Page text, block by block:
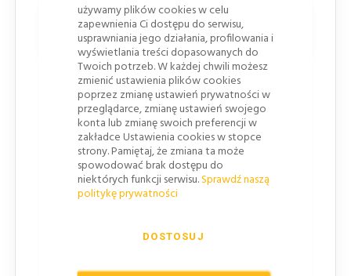
używamy plików cookies w celu
zapewnienia Ci dostępu do serwisu,
usprawniania jego działania, profilowania i
wyświetlania treści dopasowanych do
Twoich potrzeb. W każdej chwili możesz
zmienić ustawienia plików cookies
poprzez zmianę ustawień prywatności w
przeglądarce, zmianę ustawień swojego
konta lub zmianę swoich preferencji w
zakładce Ustawienia cookies w stopce
strony. Pamiętaj, że zmiana ta może
spowodować brak dostępu do
niektórych funkcji serwisu.Sprawdź naszą
politykę prywatności
DOSTOSUJ
Budowa i parametry użytkowe
pachołka 75 cm
Wysokość 750 mm- zwiększa widoczność
oznakowania z większej odległości, szczególnie
na drogach o wyższych prędkościach
Podstawa 400 x 400 mm- poprawia stabilność
ustawienia i ogranicza przewracanie pod
wpływem ruchu pojazdów i podmuchów
powietrza
konieczności kotwienia do podłoża
Elastyczne tworzywo PCV- konstrukcja